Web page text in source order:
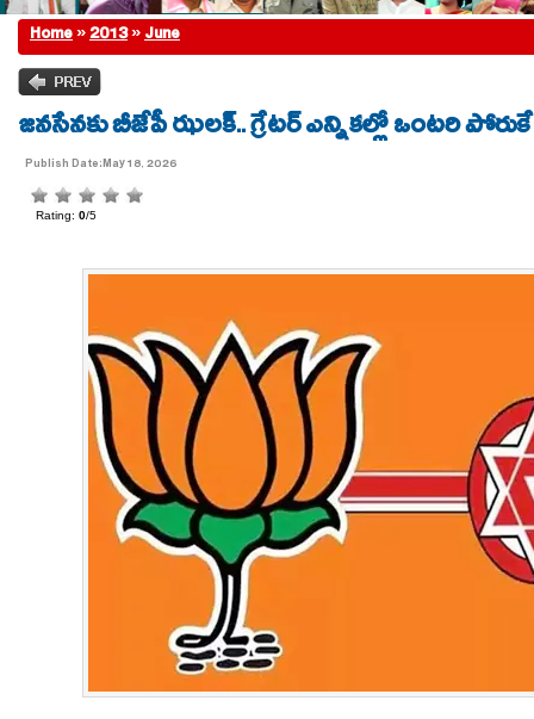
Home»2013»June
జనసేనకు బీజేపీ ఝలక్.. గ్రేటర్ ఎన్నికల్లో ఒంటరి పోరుకే
Publish Date:May 18, 2026